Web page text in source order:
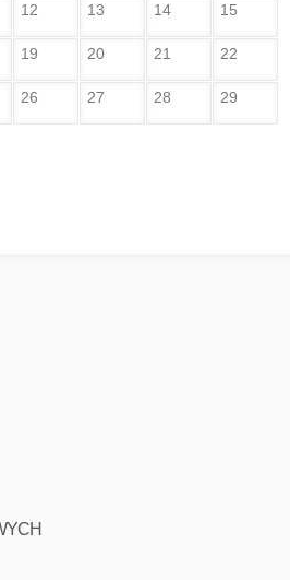
12 13 14 15
19 20 21 22
26 27 28 29